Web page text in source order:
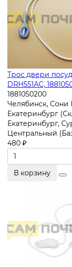
Трос двери
DRH551AC,
1881050200
Челябинск, Сони
Екатеринбург
Екатеринбург,
Центральный
480 ₽
В корзину